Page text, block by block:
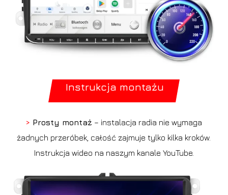
Instrukcja montażu
> Prosty montaż – instalacja radia nie wymaga
żadnych przeróbek, całość zajmuje tylko kilka kroków.
Instrukcja wideo na naszym kanale YouTube.